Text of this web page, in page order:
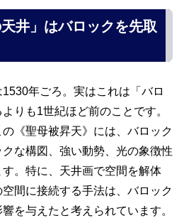
井」はバロックを先取
年ごろ。実はこれは「バロ
りも1世紀ほど前のことです。
《聖母被昇天》には、バロック
な構図、強い動勢、光の象徴性
。特に、天井画で空間を解体
間に接続する手法は、バロック
を与えたと考えられています。